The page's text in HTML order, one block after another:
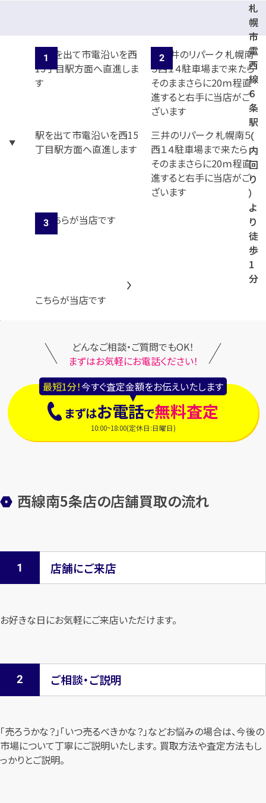
４
駐
車
場
札
幌
市
電
西
線
６
条
駅
（
内
回
り
）
よ
り
徒
歩
1
分
駅を出て市電沿いを西15
丁目駅方面へ直進します
三井のリパーク 札幌南５
西１４駐車場まで来たら
そのままさらに20ｍ程直
進すると右手に当店がご
ざいます
こちらが当店です
どんなご相談・ご質問でもOK！
まずはお気軽にお電話ください！
最短1分！今すぐ査定金額をお伝えいたします
まずはお電話で無料査定
10:00~18:00(定休日:日曜日)
西線南5条店の店舗買取の流れ
店舗にご来店
お好きな日にお気軽にご来店いただけます。
ご相談・ご説明
「売ろうかな？」「いつ売るべきかな？」などお悩みの場合は、今後の
市場について丁寧にご説明いたします。 買取方法や査定方法もし
っかりとご説明。